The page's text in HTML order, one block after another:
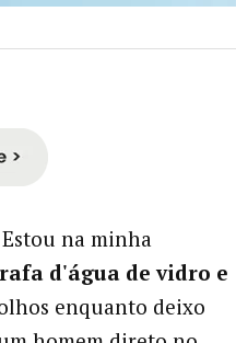
na minha
d'água de vidro e
enquanto deixo